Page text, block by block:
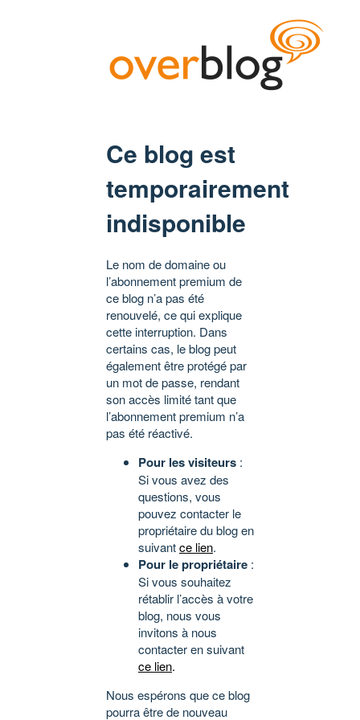
Ce blog est
temporairement
indisponible
Le nom de domaine ou
l’abonnement premium de
ce blog n’a pas été
renouvelé, ce qui explique
cette interruption. Dans
certains cas, le blog peut
également être protégé par
un mot de passe, rendant
son accès limité tant que
l’abonnement premium n’a
pas été réactivé.
Pour les visiteurs :
Si vous avez des
questions, vous
pouvez contacter le
propriétaire du blog en
suivantce lien.
Pour le propriétaire :
Si vous souhaitez
rétablir l’accès à votre
blog, nous vous
invitons à nous
contacter en suivant
ce lien.
Nous espérons que ce blog
pourra être de nouveau